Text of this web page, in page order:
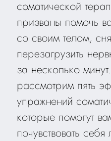
соматической
призваны помочь
со своим телом,
перезагрузить
за несколько
рассмотрим пять
упражнений
которые помогут
почувствовать